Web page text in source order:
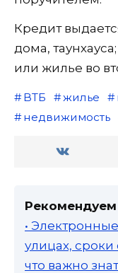
Кредит
дома,
или жилье во
ВТБ жилье
недвижимость
Рекомендуем
•
улицах,
что важно